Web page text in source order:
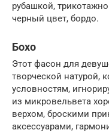
рубашкой,
черный цвет, бордо.
Бохо
Этот фасон для
творческой натурой,
условностям,
из микровельвета
верхом, броскими
аксессуарами,